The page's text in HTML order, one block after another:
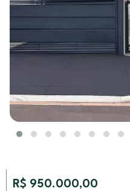
R$ 950.000,00